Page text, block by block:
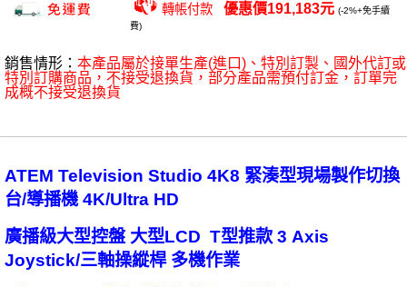
轉帳付款 優惠價191,183元 (-2%+免手續
費)
銷售情形： 本產品屬於接單生產(進口)、特別訂製、國外代訂或
特別訂購商品，不接受退換貨，部分產品需預付訂金，訂單完
成概不接受退換貨
ATEM Television Studio 4K8 緊湊型現場製作切換
台/導播機 4K/Ultra HD
廣播級大型控盤 大型LCD T型推款 3 Axis
Joystick/三軸操縱桿 多機作業